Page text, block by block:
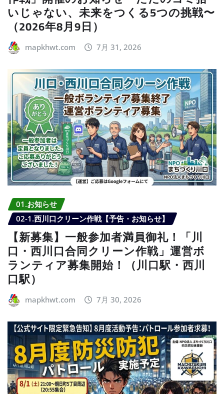
いじゃない、未来をつくる5つの挑戦〜
（2026年8月9日）
mapkhwt.com 7月 31, 2026
01.お知らせ
02-1.西川口クリーン作戦【予告・お知らせ】
【新募集】一般参加者満員御礼！「川
口・西川口合同クリーン作戦」運営ボ
ランティア募集開始！（川口駅・西川
口駅）
mapkhwt.com 7月 30, 2026